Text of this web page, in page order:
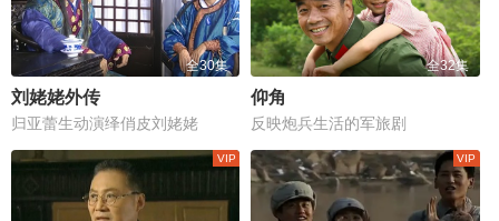
全30集
刘姥姥外传
归亚蕾生动演绎俏皮刘姥姥
全32集
仰角
反映炮兵生活的军旅剧